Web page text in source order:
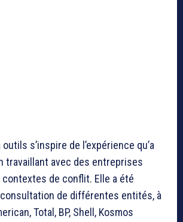
s’inspire de l’expérience qu’a
travaillant avec des entreprises
de conflit. Elle a été
de différentes entités, à
Total, BP, Shell, Kosmos